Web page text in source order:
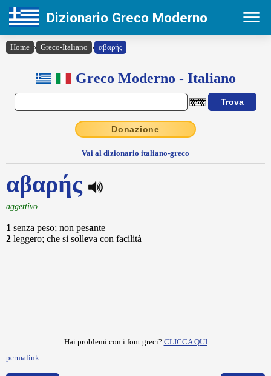
Dizionario Greco Moderno
Home › Greco-Italiano › αβαρής
Greco Moderno - Italiano
Donazione
Vai al dizionario italiano-greco
αβαρής
aggettivo
1 senza peso; non pesante
2 leggero; che si solleva con facilità
Hai problemi con i font greci? CLICCA QUI
permalink